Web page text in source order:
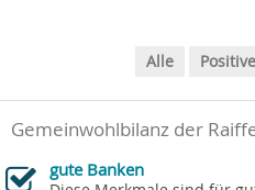
Alle Positive
Gemeinwohlbilanz der
gute Banken